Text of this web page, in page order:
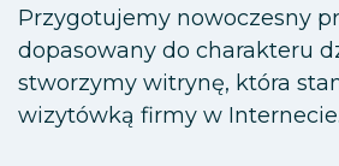
Przygotujemy nowoczesny
dopasowany do charakteru
stworzymy witrynę, która
wizytówką firmy w Internecie.